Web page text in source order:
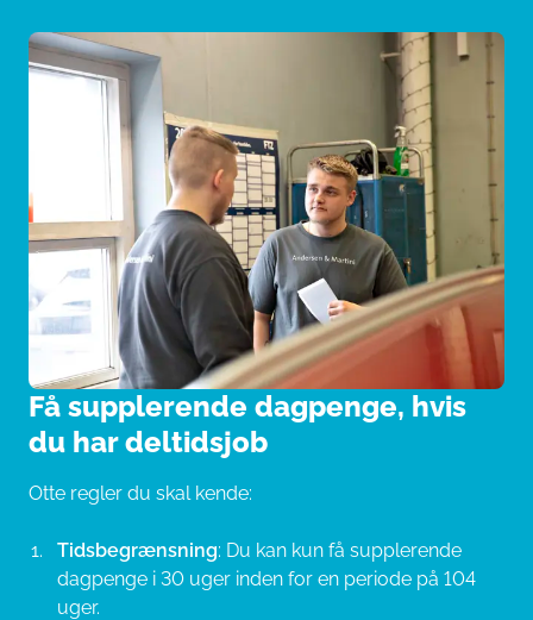
Få supplerende dagpenge, hvis
du har deltidsjob
Otte regler du skal kende:
Tidsbegrænsning: Du kan kun få supplerende
dagpenge i 30 uger inden for en periode på 104
uger.